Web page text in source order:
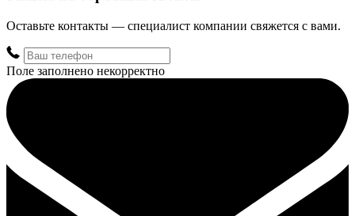
Оставьте контакты — специалист компании свяжется с вами.
Поле заполнено некорректно